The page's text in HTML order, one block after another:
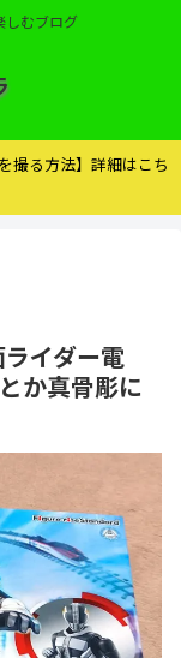
しむブログ
撮る方法】詳細はこち
イダー電
か真骨彫に